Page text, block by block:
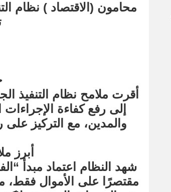
محامون (الاقتصاد ) نظام
أقرت ملامح نظام التنفيذ
إلى رفع كفاءة
والمدين، مع التركيز
أبرز
شهد النظام اعتماد مبدأ
مقتصرًا على الأموال فقط،